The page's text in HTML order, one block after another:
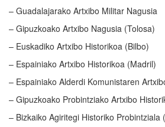
– Guadalajarako Artxibo Militar Nagusia
– Gipuzkoako Artxibo Nagusia (Tolosa)
– Euskadiko Artxibo Historikoa (Bilbo)
– Espainiako Artxibo Historikoa (Madril)
– Espainiako Alderdi Komunistaren
– Gipuzkoako Probintziako Artxibo
– Bizkaiko Agiritegi Historiko Probintziala